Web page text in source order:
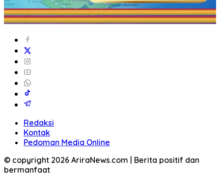
Redaksi
Kontak
Pedoman Media Online
© copyright 2026 AriraNews.com | Berita positif dan
bermanfaat